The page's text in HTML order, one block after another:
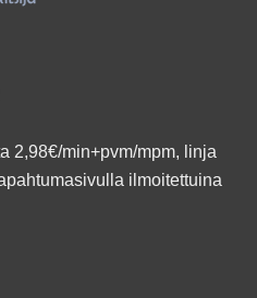
2,98€/min+pvm/mpm, linja
ilmoitettuina